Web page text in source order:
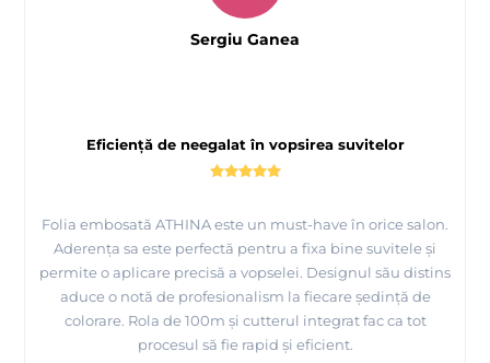
Eficiență de neegalat în vopsirea suvitelor
Folia embosată ATHINA este un must-have în orice salon.
Aderența sa este perfectă pentru a fixa bine suvitele și
permite o aplicare precisă a vopselei. Designul său distins
aduce o notă de profesionalism la fiecare ședință de
colorare. Rola de 100m și cutterul integrat fac ca tot
procesul să fie rapid și eficient.
Sergiu Ganea